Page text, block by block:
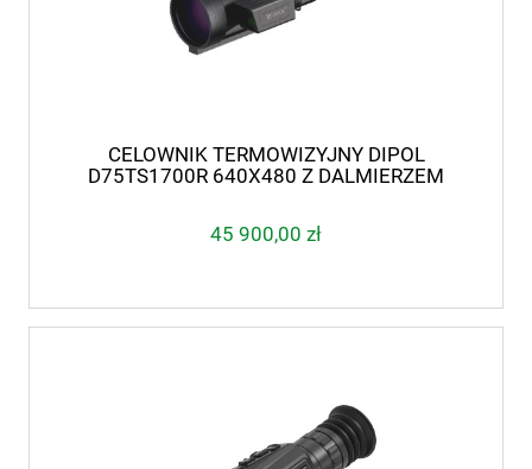
CELOWNIK TERMOWIZYJNY DIPOL
D75TS1700R 640X480 Z DALMIERZEM
45 900,00 zł